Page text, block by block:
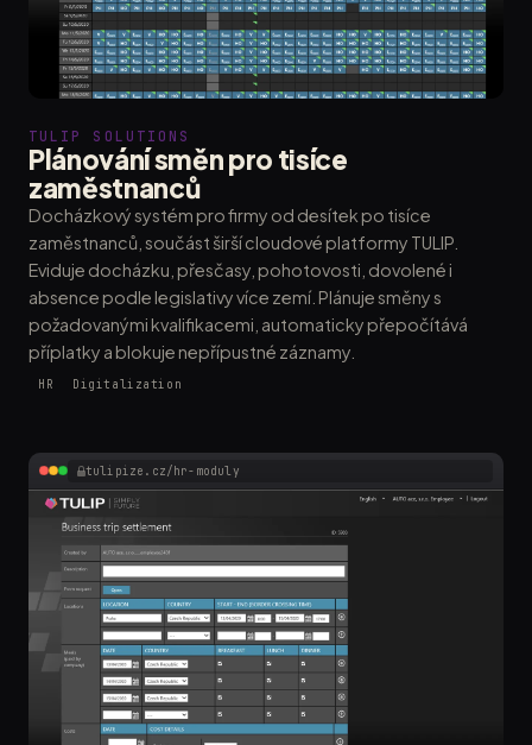
TULIP SOLUTIONS
Plánování směn pro tisíce
zaměstnanců
Docházkový systém pro firmy od desítek po tisíce
zaměstnanců, součást širší cloudové platformy TULIP.
Eviduje docházku, přesčasy, pohotovosti, dovolené i
absence podle legislativy více zemí. Plánuje směny s
požadovanými kvalifikacemi, automaticky přepočítává
příplatky a blokuje nepřípustné záznamy.
HR Digitalization
tulipize.cz/hr-moduly